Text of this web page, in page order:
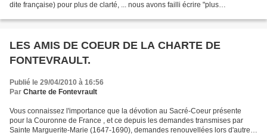
dite française) pour plus de clarté, ... nous avons failli écrire "plus
LES AMIS DE COEUR DE LA CHARTE DE
FONTEVRAULT.
Publié le 29/04/2010 à 16:56
Par Charte de Fontevrault
Vous connaissez l'importance que la dévotion au Sacré-Coeur présente
pour la Couronne de France , et ce depuis les demandes transmises par
Sainte Marguerite-Marie (1647-1690), demandes renouvellées lors d'autres